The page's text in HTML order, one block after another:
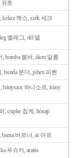
유흐
keksz 켁스, szék 세크
멜레그, dél 델
, bomba 봄버, álom 알롬
bunda 분더, pihen 피헨
hányszor 하니소르, irány
, csipke 칩케, hónap
barna 버르너, ár 아르
푸슈카, aratás